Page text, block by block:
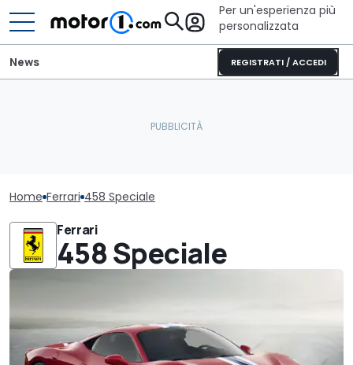
Per un'esperienza più
personalizzata
REGISTRATI / ACCEDI
News
Home Ferrari 458 Speciale
Ferrari
458 Speciale